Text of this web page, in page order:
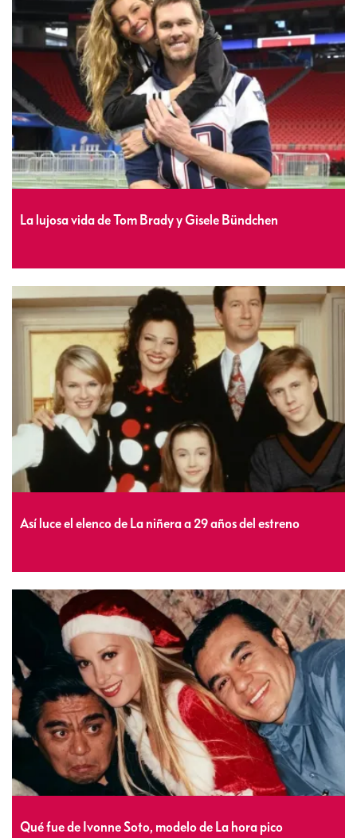
La lujosa vida de Tom Brady y Gisele Bündchen
Así luce el elenco de La niñera a 29 años del estreno
Qué fue de Ivonne Soto, modelo de La hora pico